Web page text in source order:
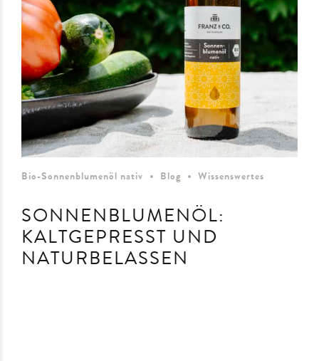
Bio-Sonnenblumenöl nativ Blog Wissenswertes
SONNENBLUMENÖL:
KALTGEPRESST UND
NATURBELASSEN